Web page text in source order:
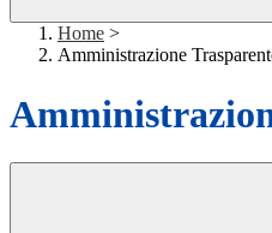
Home >
Amministrazione